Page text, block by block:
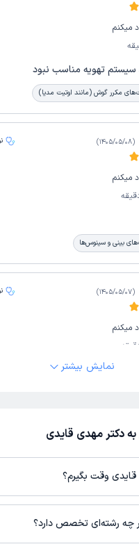
میکنم
تهویه مناسب نبود
مکرر گوش (مانند اوتیت مدیا)
(
1405/05/08
)
میکنم
بینی و سینوس‌ها
(
1405/05/07
)
میکنم
میکنم
نمایش بیشتر
دکتر مهدی قایدی
وقت بگیرم؟
دارای پروفایل فعال و نوبت‌دهی باز در
پلتفرم برای دریافت نوبت اقدام کنید.
چه رشته‌ای تخصص دارد؟